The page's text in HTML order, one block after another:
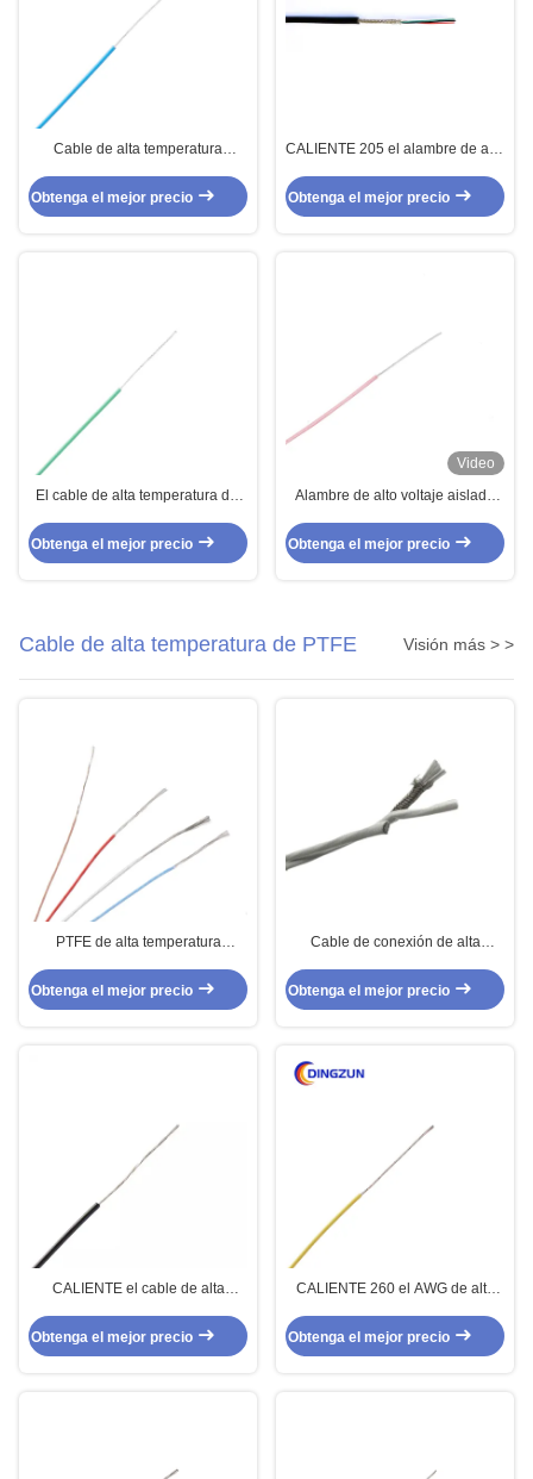
Cable de alta temperatura
instrumentación
Obtenga el mejor precio
CALIENTE 205 el alambre de alta
aislamiento de los corazones 4 X
26AWG FEP de la bujía métrica 4
Obtenga el mejor precio
El cable de alta temperatura del
los aparatos eléctricos
Obtenga el mejor precio
Video
Alambre de alto voltaje aislado
instrumentación
Obtenga el mejor precio
Cable de alta temperatura de PTFE Visión más > >
PTFE de alta temperatura
Obtenga el mejor precio
Cable de conexión de alta
PFA 250c 24AWG
Obtenga el mejor precio
CALIENTE el cable de alta
36AWG de 260 PTFE para la
iluminación
Obtenga el mejor precio
CALIENTE 260 el AWG de alta
UL1570 PTFE para la iluminación
Obtenga el mejor precio